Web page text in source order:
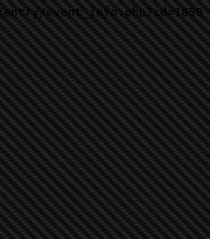
event_info.php?id=1050